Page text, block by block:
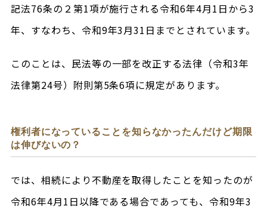
記法76条の２第1項が施行される令和6年4月1日から3
年、すなわち、令和9年3月31日までとされています。
このことは、民法等の一部を改正する法律（令和3年
法律第24号）附則第5条6項に規定があります。
権利者になっていることを知らなかったんだけど期限
は伸びないの？
では、相続により不動産を取得したことを知ったのが
令和6年4月1日以降である場合であっても、令和9年3